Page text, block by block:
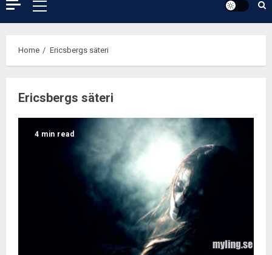
Primary
Menu
Home Ericsbergs säteri
Ericsbergs säteri
4 min read